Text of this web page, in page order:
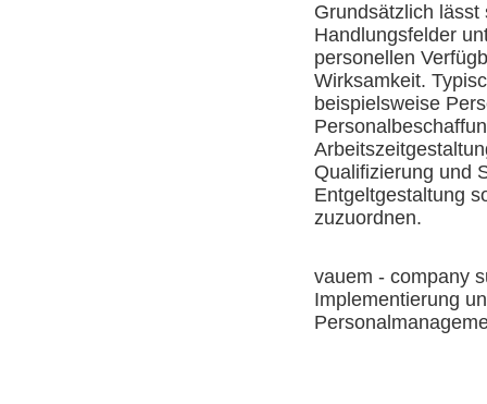
Grundsätzlich
Handlungsfelder
personellen
Wirksamkeit.
beispielsweise
Qualifizierung und
Entgeltgestaltung
zuzuordnen.
vauem - company
Implementierung